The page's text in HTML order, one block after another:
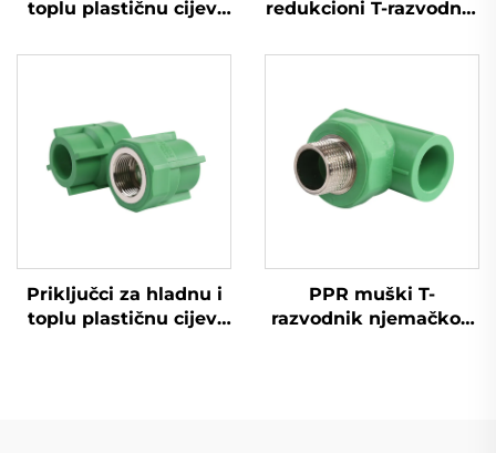
toplu plastičnu cijev,
redukcioni T-razvodnik
Priključci za hladnu i
toplu plastičnu cijev,
PPR muški T-
razvodnik njemačkog